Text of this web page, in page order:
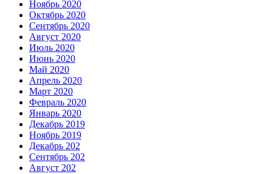
Ноябрь 2020
Октябрь 2020
Сентябрь 2020
Август 2020
Июль 2020
Июнь 2020
Май 2020
Апрель 2020
Март 2020
Февраль 2020
Январь 2020
Декабрь 2019
Ноябрь 2019
Декабрь 202
Сентябрь 202
Август 202